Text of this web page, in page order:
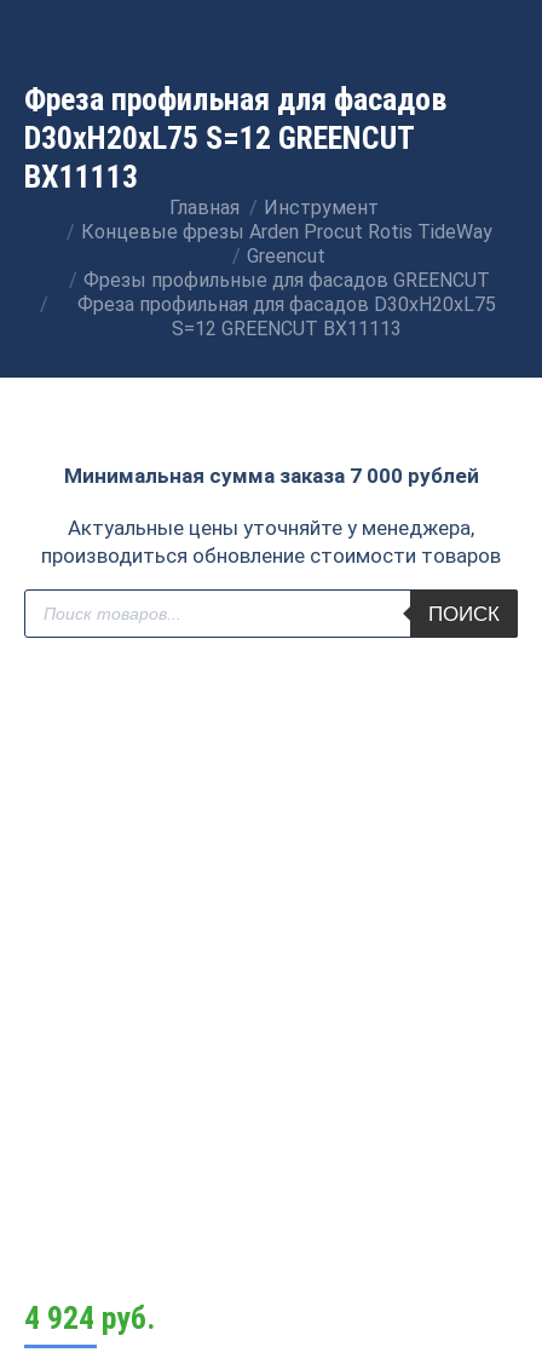
Фреза профильная для фасадов
D30xH20xL75 S=12 GREENCUT
BX11113
Главная
Инструмент
Концевые фрезы Arden Procut Rotis TideWay
Greencut
Фрезы профильные для фасадов GREENCUT
Фреза профильная для фасадов D30xH20xL75
S=12 GREENCUT BX11113
Минимальная сумма заказа 7 000 рублей
Актуальные цены уточняйте у менеджера,
производиться обновление стоимости товаров
Поиск
товаров
ПОИСК
4 924 руб.